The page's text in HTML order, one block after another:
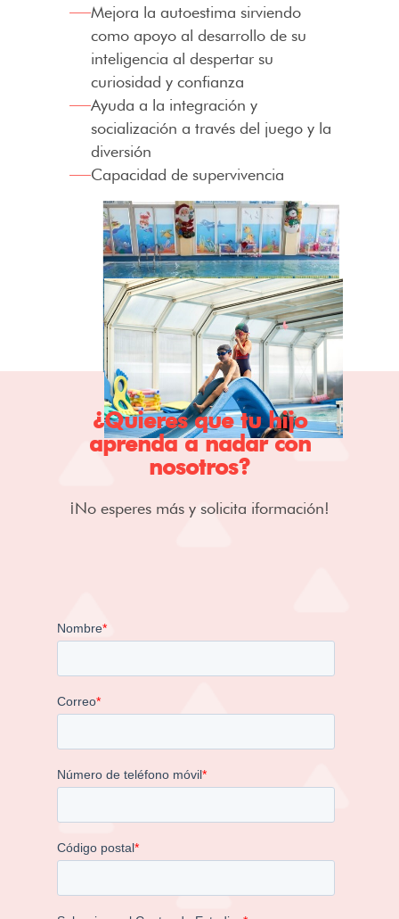
Mejora la autoestima sirviendo
como apoyo al desarrollode su
inteligencia al despertar su
curiosidad y confianza
Ayuda a la integración y
socialización a través del juegoy la
diversión
Capacidad de supervivencia
¿Quieres que tu hijo
aprenda a nadar con
nosotros?
¡No esperes más y solicita iformación!